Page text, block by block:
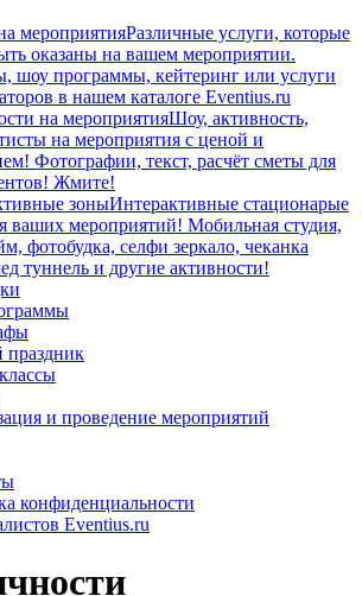
мероприятияРазличные услуги, которые
оказаны на вашем мероприятии.
шоу программы, кейтеринг или услуги
в нашем каталоге Eventius.ru
на мероприятияШоу, активность,
на мероприятия с ценой и
Фотографии, текст, расчёт сметы для
Жмите!
зоныИнтерактивные стационарые
ваших мероприятий! Мобильная студия,
фотобудка, селфи зеркало, чеканка
туннель и другие активности!
праздник
и проведение мероприятий
конфиденциальности
Eventius.ru